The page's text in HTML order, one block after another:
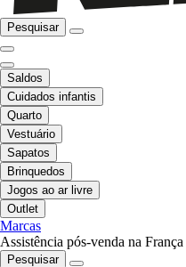
Pesquisar
Saldos
Cuidados infantis
Quarto
Vestuário
Sapatos
Brinquedos
Jogos ao ar livre
Outlet
Marcas
Assistência pós-venda na França
Pesquisar